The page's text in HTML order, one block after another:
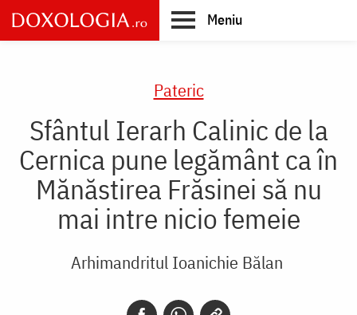
Skip
to
main
Meniu
Pateric
Sfântul Ierarh Calinic de la
Cernica pune legământ ca în
Mănăstirea Frăsinei să nu
mai intre nicio femeie
Arhimandritul Ioanichie Bălan